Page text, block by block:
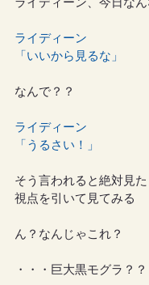
ライディーン、今日なん
ライディーン
「いいから見るな」
なんで？？
ライディーン
「うるさい！」
そう言われると絶対見
視点を引いて見てみる
ん？なんじゃこれ？
・・・巨大黒モグラ？？